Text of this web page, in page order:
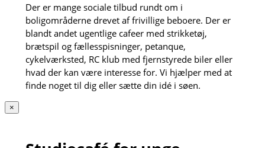
Der er mange sociale tilbud rundt om i
boligområderne drevet af frivillige beboere. Der er
blandt andet ugentlige cafeer med strikketøj,
brætspil og fællesspisninger, petanque,
cykelværksted, RC klub med fjernstyrede biler eller
hvad der kan være interesse for. Vi hjælper med at
finde noget til dig eller sætte din idé i søen.
×